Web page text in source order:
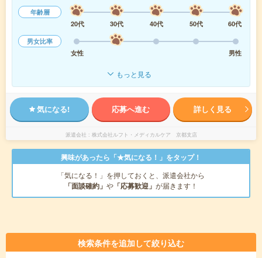
年齢層
20代
30代 40代 50代
60代
男女比率
女性
男性
もっと見る
気になる! 応募へ進む 詳しく見る
派遣会社 株式会社ルフト・メディカルケア 京都支店
興味があったら「★気になる！」をタップ！
「気になる！」を押しておくと、派遣会社から
「面談確約」 や 「応募歓迎」 が届きます！
検索条件を追加して絞り込む